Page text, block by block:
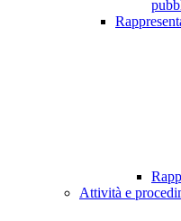
Attività e